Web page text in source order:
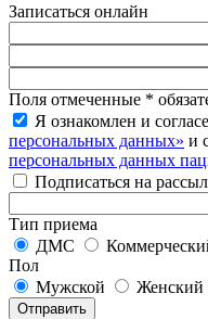
Записаться онлайн
Поля отмеченные *
Я ознакомлен и
персональных данных» и
персональных данных
Подписаться на
Тип приема
ДМС
Пол
Мужской
Женский
Отправить